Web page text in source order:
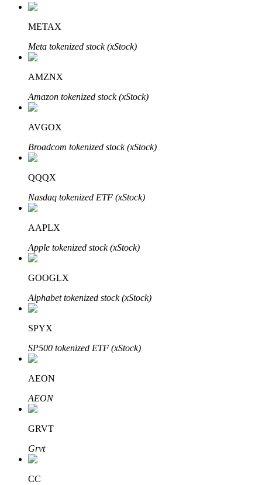
定投理财
享受活期理財及長期收益
學習理財
了解如何賺取穩定收入
Bitrue AI
合夥人計劃
METAX
Meta tokenized stock (xStock)
AMZNX
Amazon tokenized stock (xStock)
AVGOX
Broadcom tokenized stock (xStock)
QQQX
Nasdaq tokenized ETF (xStock)
AAPLX
Apple tokenized stock (xStock)
GOOGLX
Alphabet tokenized stock (xStock)
SPYX
SP500 tokenized ETF (xStock)
AEON
AEON
GRVT
Grvt
CC